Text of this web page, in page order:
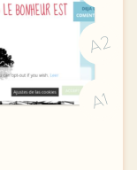
A2
A1